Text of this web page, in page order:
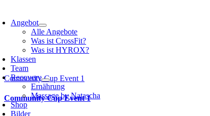
Angebot
Alle Angebote
Was ist CrossFit?
Was ist HYROX?
Klassen
Team
Recovery
Ernährung
Massage by Natascha
Shop
Bilder
Community Cup Event 1
Community Cup Event 1